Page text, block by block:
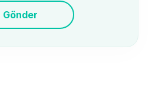
Gönder